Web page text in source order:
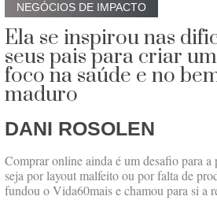
NEGÓCIOS DE IMPACTO
Ela se inspirou nas
seus pais para criar
foco na saúde e no
maduro
DANI ROSOLEN
Comprar online ainda é um desafio para a
seja por layout malfeito ou por falta de
fundou o Vida60mais e chamou para si a